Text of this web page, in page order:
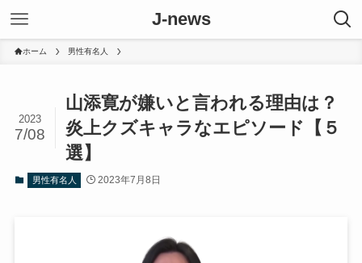
J-news
ホーム 男性有名人
山添寛が嫌いと言われる理由は？
炎上クズキャラなエピソード【５
選】
2023
7/08
男性有名人 2023年7月8日